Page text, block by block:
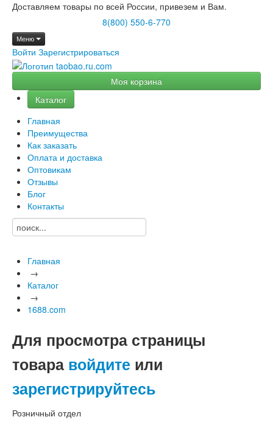
Доставляем товары по всей России, привезем и Вам.
8(800) 550-6-770
Меню
Войти Зарегистрироваться
Моя корзина
Каталог
Главная
Преимущества
Как заказать
Оплата и доставка
Оптовикам
Отзывы
Блог
Контакты
Главная
→
Каталог
→
1688.com
Для просмотра страницы
товара войдите или
зарегистрируйтесь
Розничный отдел